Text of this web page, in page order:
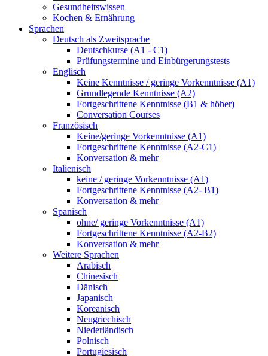
Gesundheitswissen
Kochen & Ernährung
Sprachen
Deutsch als Zweitsprache
Deutschkurse (A1 - C1)
Prüfungstermine und Einbürgerungstests
Englisch
Keine Kenntnisse / geringe Vorkenntnisse (A1)
Grundlegende Kenntnisse (A2)
Fortgeschrittene Kenntnisse (B1 & höher)
Conversation Courses
Französisch
Keine/geringe Vorkenntnisse (A1)
Fortgeschrittene Kenntnisse (A2-C1)
Konversation & mehr
Italienisch
keine / geringe Vorkenntnisse (A1)
Fortgeschrittene Kenntnisse (A2- B1)
Konversation & mehr
Spanisch
ohne/ geringe Vorkenntnisse (A1)
Fortgeschrittene Kenntnisse (A2-B2)
Konversation & mehr
Weitere Sprachen
Arabisch
Chinesisch
Dänisch
Japanisch
Koreanisch
Neugriechisch
Niederländisch
Polnisch
Portugiesisch